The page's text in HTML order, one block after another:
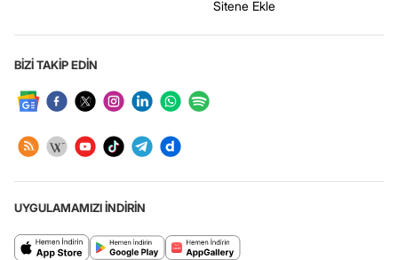
Sitene Ekle
BİZİ TAKİP EDİN
UYGULAMAMIZI İNDİRİN